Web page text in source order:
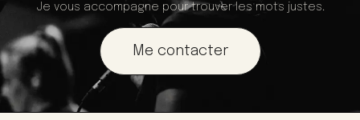
Je vous accompagne pour trouver les mots justes.
Me contacter